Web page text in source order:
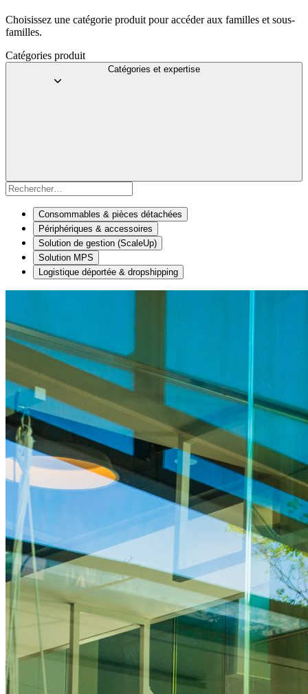
Choisissez une catégorie produit pour accéder aux familles et sous-
familles.
Catégories produit
Catégories et expertise
Consommables & pièces détachées
Périphériques & accessoires
Solution de gestion (ScaleUp)
Solution MPS
Logistique déportée & dropshipping